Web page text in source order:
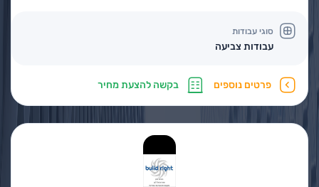
סוגי עבודות
עבודות צביעה
פרטים נוספים בקשה להצעת מחיר